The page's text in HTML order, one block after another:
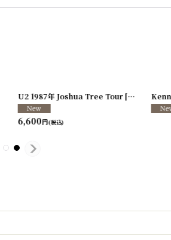
[250213-26]
U2 1987年 Joshua Tree Tour[250726-08]
6,600円(税込)